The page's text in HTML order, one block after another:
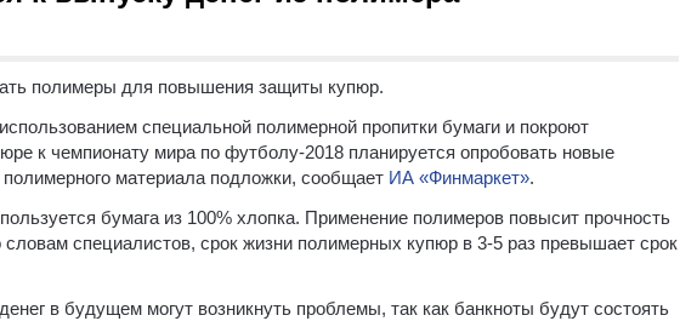
полимеры для повышения защиты купюр.
специальной полимерной пропитки бумаги и покроют
к чемпионату мира по футболу-2018 планируется опробовать новые
материала подложки, сообщает ИА «Финмаркет».
бумага из 100% хлопка. Применение полимеров повысит прочность
специалистов, срок жизни полимерных купюр в 3-5 раз превышает срок
в будущем могут возникнуть проблемы, так как банкноты будут состоять